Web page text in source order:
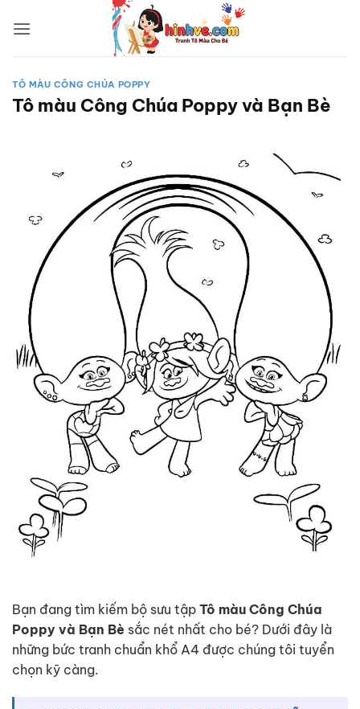
qua
TÔ MÀU CÔNG CHÚA POPPY
Tô màu Công Chúa Poppy và Bạn Bè
Bạn đang tìm kiếm bộ sưu tập Tô màu Công Chúa
Poppy và Bạn Bè sắc nét nhất cho bé? Dưới đây là
những bức tranh chuẩn khổ A4 được chúng tôi tuyển
chọn kỹ càng.